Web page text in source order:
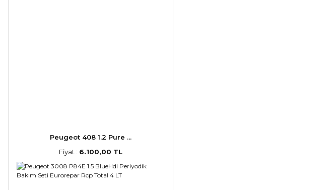
Peugeot 408 1.2 Pure ...
Fiyat : 6.100,00 TL